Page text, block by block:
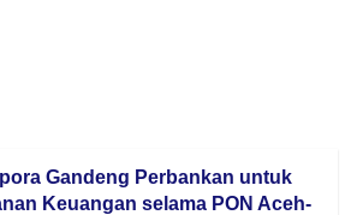
Gandeng Perbankan untuk
Keuangan selama PON Aceh-